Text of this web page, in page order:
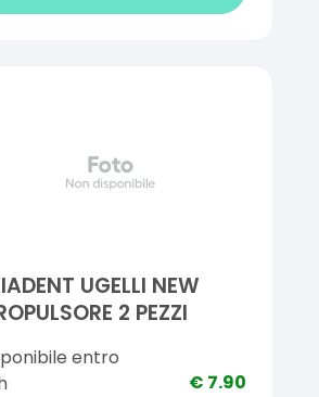
UGELLI NEW
2 PEZZI
entro
€ 7.90